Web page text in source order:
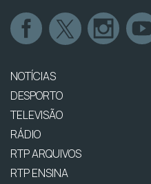
NOTÍCIAS
DESPORTO
TELEVISÃO
RÁDIO
RTP ARQUIVOS
RTP ENSINA